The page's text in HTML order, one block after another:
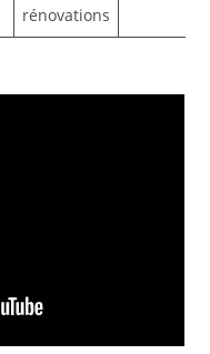
rénovations